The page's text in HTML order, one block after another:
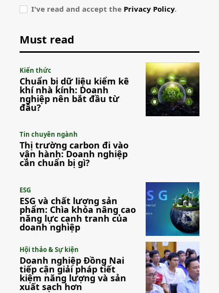
I've read and accept the Privacy Policy.
Must read
Kiến thức
Chuẩn bị dữ liệu kiểm kê
khí nhà kính: Doanh
nghiệp nên bắt đầu từ
đâu?
Tin chuyên ngành
Thị trường carbon đi vào
vận hành: Doanh nghiệp
cần chuẩn bị gì?
ESG
ESG và chất lượng sản
phẩm: Chìa khóa nâng cao
năng lực cạnh tranh của
doanh nghiệp
Hội thảo & Sự kiện
Doanh nghiệp Đồng Nai
tiếp cận giải pháp tiết
kiệm năng lượng và sản
xuất sạch hơn